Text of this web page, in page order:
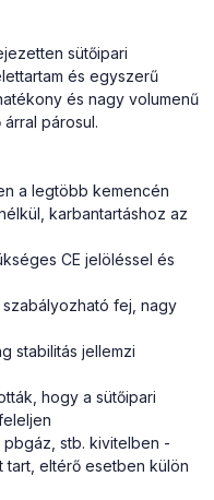
sütőipari
és egyszerű
és nagy volumenű
párosul.
a legtöbb kemencén
karbantartáshoz az
CE jelöléssel és
fej, nagy
stabilitás jellemzi
hogy a sütőipari
stb. kivitelben -
eltérő esetben külön